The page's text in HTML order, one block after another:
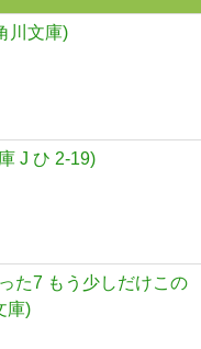
川文庫)
J ひ 2-19)
た7 もう少しだけこの
庫)